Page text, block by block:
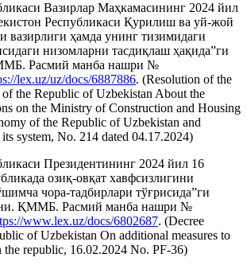
Вазирлар Маҳкамасининг 2024 йил
Республикаси Қурилиш ва уй-жой
вазирлиги ҳамда унинг тизимидаги
низомларни тасдиқлаш ҳақида”ги
Расмий манба нашри №
lex.uz/uz/docs/6887886. (Resolution of the
the Republic of Uzbekistan About the
on the Ministry of Construction and Housing
of the Republic of Uzbekistan and
system, No. 214 dated 04.17.2024)
Президентининг 2024 йил 16
озиқ-овқат хавфсизлигини
чора-тадбирлари тўғрисида”ги
ҚММБ. Расмий манба нашри №
www.lex.uz/docs/6802687. (Decree
of Uzbekistan On additional measures to
the republic, 16.02.2024 No. PF-36)